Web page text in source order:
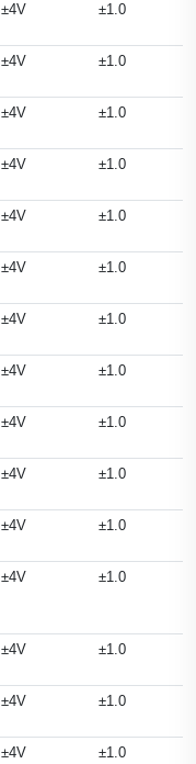
±4V ±1.0
±4V ±1.0
±4V ±1.0
±4V ±1.0
±4V ±1.0
±4V ±1.0
±4V ±1.0
±4V ±1.0
±4V ±1.0
±4V ±1.0
±4V ±1.0
±4V ±1.0
±4V ±1.0
±4V ±1.0
±4V ±1.0